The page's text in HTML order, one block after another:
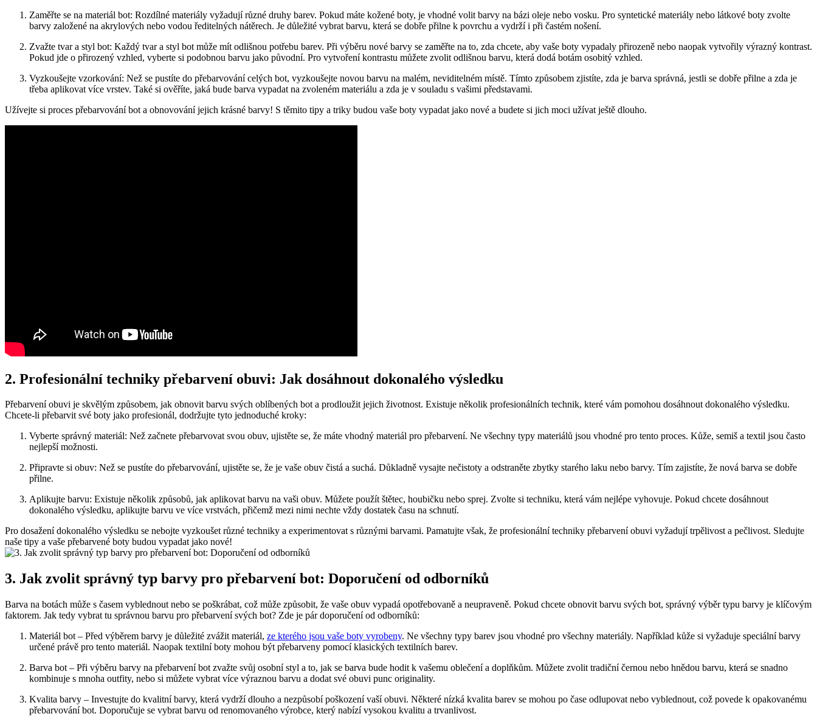
Zaměřte ⁤se​ na ⁣materiál bot: Rozdílné materiály ⁤vyžadují různé⁣ druhy barev.⁢ Pokud máte kožené ⁢boty, je​ vhodné volit barvy na bázi ⁣oleje nebo vosku. ⁣Pro ​syntetické materiály nebo látkové boty zvolte
barvy založené na akrylových nebo vodou ⁢ředitelných⁣ nátěrech. Je důležité vybrat barvu, která se dobře⁤ přilne k povrchu a⁣ vydrží i při častém nošení.
Zvažte tvar a styl bot: Každý tvar a styl⁤ bot může mít odlišnou ​potřebu barev. Při výběru⁢ nové barvy se‌ zaměřte‌ na to, zda chcete, ‍aby vaše boty vypadaly ‌přirozeně nebo naopak ​vytvořily⁣ výrazný kontrast.
Pokud jde‌ o přirozený vzhled, ‌vyberte si podobnou ⁣barvu​ jako původní. Pro vytvoření ​kontrastu⁤ můžete zvolit‌ odlišnou barvu, která dodá botám ​osobitý vzhled.
Vyzkoušejte vzorkování: Než se pustíte do přebarvování⁤ celých bot, vyzkoušejte novou⁣ barvu na malém, ‌neviditelném⁤ místě. Tímto způsobem zjistíte, zda ‌je ⁤barva⁢ správná,​ jestli‍ se dobře přilne a zda ‍je
třeba aplikovat⁢ více vrstev. Také si ověříte, jaká bude barva ⁤vypadat na zvoleném materiálu ⁤a zda je v⁣ souladu s vašimi představami.
Užívejte ⁢si proces přebarvování bot ⁢a obnovování jejich ‍krásné barvy! S těmito tipy a triky budou vaše boty vypadat jako ⁢nové ‍a budete si jich moci užívat ještě⁢ dlouho.
2.⁤ Profesionální techniky přebarvení obuvi: ​Jak dosáhnout dokonalého výsledku
Přebarvení obuvi je skvělým způsobem, jak obnovit barvu svých oblíbených ​bot a prodloužit jejich životnost. Existuje několik profesionálních technik, které vám pomohou ⁤dosáhnout dokonalého výsledku.
Chcete-li přebarvit své boty jako profesionál, dodržujte ​tyto jednoduché kroky:
Vyberte ​správný materiál: Než začnete přebarvovat svou obuv, ujistěte se, že máte ⁤vhodný materiál pro přebarvení. ⁣Ne⁤ všechny typy materiálů jsou vhodné pro tento proces. Kůže, ‍semiš‌ a textil jsou často
nejlepší⁤ možnosti.
Připravte si obuv: Než se⁣ pustíte do přebarvování, ujistěte se, ⁢že ‍je ‌vaše obuv ‌čistá⁢ a ⁢suchá. Důkladně vysajte nečistoty a ⁤odstraněte zbytky starého laku⁢ nebo‌ barvy. Tím⁤ zajistíte, že ‌nová barva se dobře
přilne.
Aplikujte barvu: Existuje několik způsobů, jak aplikovat‌ barvu na vaši obuv. Můžete použít štětec, houbičku nebo ⁤sprej. ​Zvolte si techniku, která vám nejlépe vyhovuje. ⁢Pokud chcete dosáhnout
dokonalého‍ výsledku, aplikujte barvu ve více vrstvách, ⁢přičemž mezi nimi nechte vždy dostatek času na schnutí.
Pro dosažení⁤ dokonalého výsledku se‌ nebojte vyzkoušet různé techniky a experimentovat s různými barvami. Pamatujte však, že profesionální techniky přebarvení obuvi ‌vyžadují trpělivost a ‍pečlivost. Sledujte
naše tipy‍ a vaše přebarvené boty budou vypadat jako nové!
3.​ Jak ​zvolit správný typ barvy pro přebarvení bot: Doporučení od odborníků
Barva na botách může s ‌časem vyblednout​ nebo se poškrábat, což může způsobit,‍ že vaše obuv vypadá opotřebovaně a⁢ neupraveně. Pokud chcete‍ obnovit ⁢barvu ⁣svých bot, správný výběr typu⁣ barvy⁣ je klíčovým
‌faktorem. ​Jak tedy vybrat tu správnou barvu⁤ pro přebarvení ​svých bot? ⁢Zde​ je pár doporučení‍ od ⁢odborníků:
Materiál bot – Před ⁣výběrem barvy je důležité zvážit⁤ materiál, ze kterého jsou vaše boty vyrobeny. ​Ne všechny typy barev jsou vhodné pro všechny materiály. Například kůže si vyžaduje speciální barvy
určené právě pro​ tento materiál. ⁢Naopak⁢ textilní boty mohou být přebarveny⁣ pomocí​ klasických textilních‌ barev.
Barva bot – Při výběru⁣ barvy na přebarvení bot zvažte svůj osobní styl​ a ⁣to, jak ⁢se barva bude hodit k ​vašemu oblečení a doplňkům. Můžete zvolit tradiční⁣ černou nebo​ hnědou barvu,⁤ která se snadno
kombinuje s‍ mnoha ⁣outfity,⁣ nebo si můžete vybrat více výraznou barvu‌ a ‌dodat své ⁣obuvi punc originality.
Kvalita barvy – Investujte do kvalitní⁢ barvy, která ‍vydrží dlouho a nezpůsobí poškození vaší obuvi. Některé ⁣nízká kvalita barev se mohou po čase⁢ odlupovat nebo vyblednout, ‍což⁣ povede k opakovanému
přebarvování bot. ⁤Doporučuje se vybrat ‍barvu⁤ od renomovaného výrobce, který nabízí vysokou kvalitu⁢ a⁤ trvanlivost.